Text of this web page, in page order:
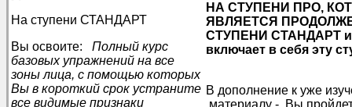
На ступени СТАНДАРТ
Вы освоите:
Полный курс
базовых упражнений на все
зоны лица, с помощью которых
Вы в короткий срок устраните
все видимые признаки
НА СТУПЕНИ ПРО,
ЯВЛЯЕТСЯ
СТУПЕНИ СТАНДАРТ и
включает в себя эту
В дополнение к уже
материалу - Вы